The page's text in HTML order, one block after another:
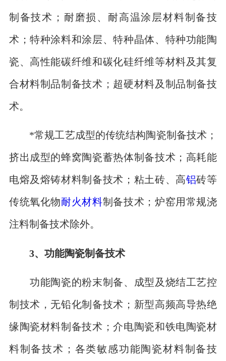
制备技术；耐磨损、耐高温涂层材料制备技
术；特种涂料和涂层、特种晶体、特种功能陶
瓷、高性能碳纤维和碳化硅纤维等材料及其复
合材料制品制备技术；超硬材料及制品制备技
术。
*常规工艺成型的传统结构陶瓷制备技术；
挤出成型的蜂窝陶瓷蓄热体制备技术；高耗能
电熔及熔铸材料制备技术；粘土砖、高铝砖等
传统氧化物耐火材料制备技术；炉窑用常规浇
注料制备技术除外。
3、功能陶瓷制备技术
功能陶瓷的粉末制备、成型及烧结工艺控
制技术，无铅化制备技术；新型高频高导热绝
缘陶瓷材料制备技术；介电陶瓷和铁电陶瓷材
料制备技术；各类敏感功能陶瓷材料制备技